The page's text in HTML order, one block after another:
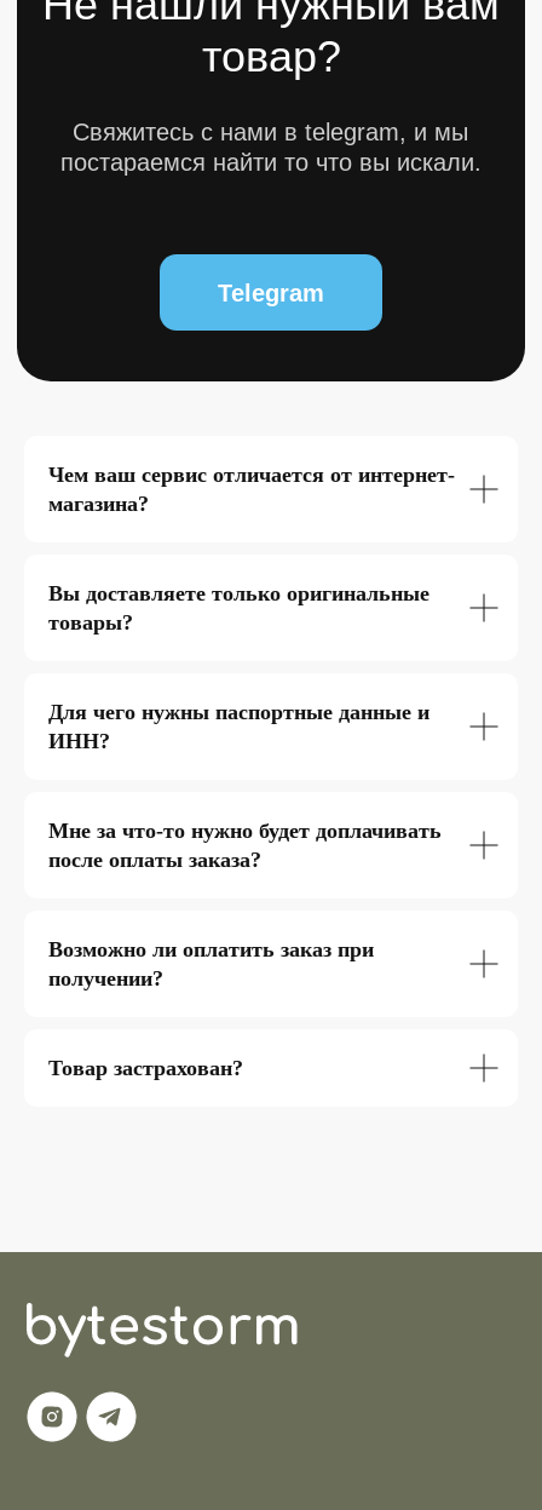
Чем ваш сервис отличается от интернет-
магазина?
Вы доставляете только оригинальные
товары?
Для чего нужны паспортные данные и
ИНН?
Мне за что-то нужно будет доплачивать
после оплаты заказа?
Возможно ли оплатить заказ при
получении?
Товар застрахован?